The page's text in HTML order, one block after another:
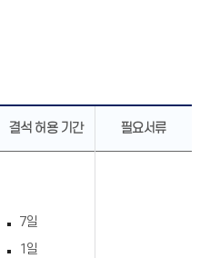
결석 허용 기간 필요서류
7일
1일